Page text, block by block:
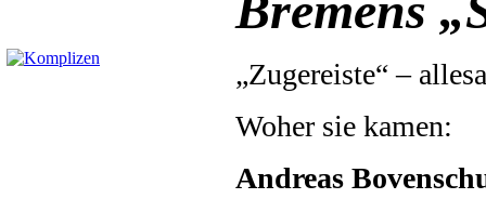
„Zugereiste“ –
Woher sie kamen:
Andreas